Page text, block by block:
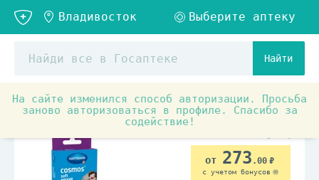
Найти
На сайте изменился способ авторизации. Просьба
заново авторизоваться в профиле. Спасибо за
содействие!
Медицинские товары и ортопедия Материалы для
273 .00
с учетом бонусов